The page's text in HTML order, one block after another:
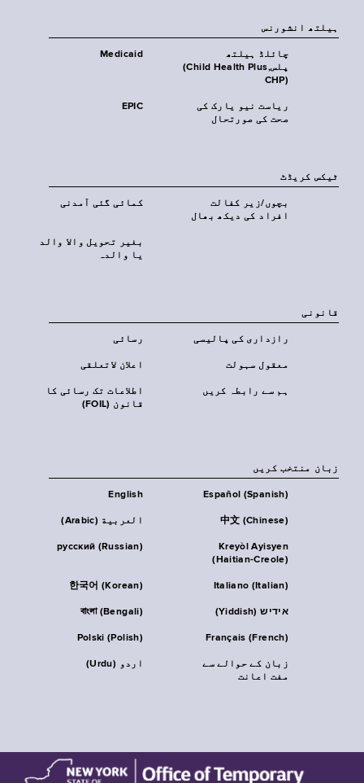
‏ہیلتھ انشورنس
Medicaid
چائلڈ ہیلتھ
پلس‎(Child Health Plus,
CHP)‎
EPIC
ریاست نیو یارک کی
صحت کی صورتحال
ٹیکس کریڈٹ
کمائی گئی آمدنی
بچوں/زیر کفالت
افراد کی دیکھ بھال
بغیر تحویل والا والد
یا والدہ
قانونی
رسائی رازداری کی پالیسی
اعلان لاتعلقی معقول سہولت
اطلاعات تک رسائی کا
قانون (FOIL)
ہم سے رابطہ کریں
زبان منتخب کریں
English Español (Spanish)
العربية (Arabic) 中文 (Chinese)
русский (Russian)
Kreyòl Ayisyen
(Haitian-Creole)
한국어 (Korean) Italiano (Italian)
বাংলা (Bengali) אידיש (Yiddish)
Polski (Polish) Français (French)
اردو (Urdu)
زبان کے حوالے سے
مفت اعانت